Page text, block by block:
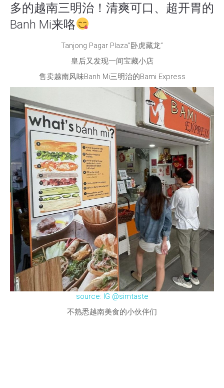
多的越南三明治！清爽可口、超开胃的
Banh Mi来咯
Tanjong Pagar Plaza”卧虎藏龙”
皇后又发现一间宝藏小店
售卖越南风味Banh Mi三明治的Bami Express
source: IG @simtaste
不熟悉越南美食的小伙伴们